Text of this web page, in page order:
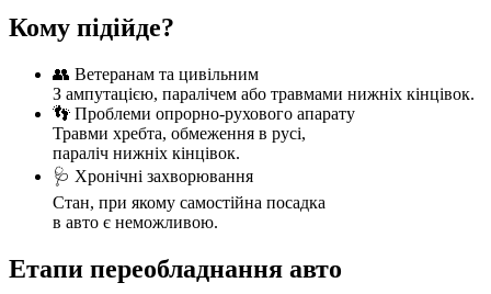
Кому підійде?
👥 Ветеранам та цивільним
З ампутацією, паралічем або травмами нижніх кінцівок.
👣 Проблеми опрорно-рухового апарату
Травми хребта, обмеження в русі,
параліч нижніх кінцівок.
🩺 Хронічні захворювання
Стан, при якому самостійна посадка
в авто є неможливою.
Етапи переобладнання авто